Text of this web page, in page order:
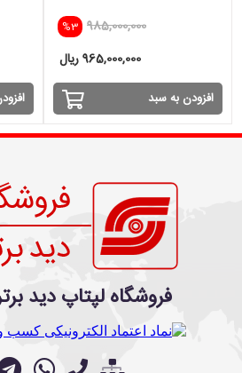
16GB-512SSD-4GB NVIDIA
%3 985,000,000
965,000,000 ریال
افزودن به سبد
فروشگاه لپتاپ دید